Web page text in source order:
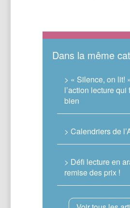
Dans la même
> « Silence, on lit!
l’action lecture qui
bien
> Calendriers de
> Défi lecture en
remise des prix !